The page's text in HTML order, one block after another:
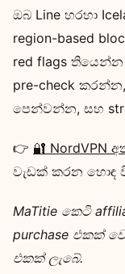
ඔබ Line හරහා
region-based
red flags
pre-check
පෙන්වන්න, සහ
👉 🔐 NordVPN
වැඩක් කරන හොඳ
MaTitie කෙටි
purchase එකක්
එකක් ලැබේ.